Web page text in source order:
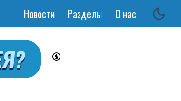
Основная
Новости Разделы О нас